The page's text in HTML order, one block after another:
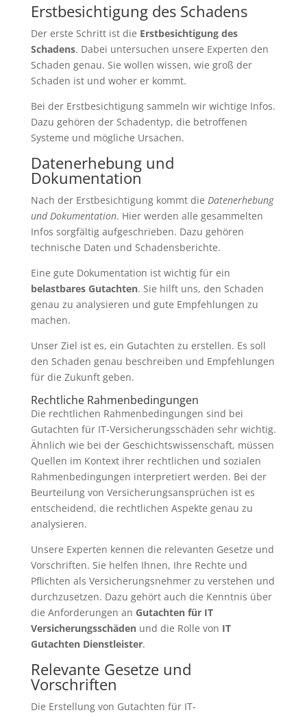
Erstbesichtigung des Schadens
Der erste Schritt ist die Erstbesichtigung des
Schadens. Dabei untersuchen unsere Experten den
Schaden genau. Sie wollen wissen, wie groß der
Schaden ist und woher er kommt.
Bei der Erstbesichtigung sammeln wir wichtige Infos.
Dazu gehören der Schadentyp, die betroffenen
Systeme und mögliche Ursachen.
Datenerhebung und
Dokumentation
Nach der Erstbesichtigung kommt die Datenerhebung
und Dokumentation. Hier werden alle gesammelten
Infos sorgfältig aufgeschrieben. Dazu gehören
technische Daten und Schadensberichte.
Eine gute Dokumentation ist wichtig für ein
belastbares Gutachten. Sie hilft uns, den Schaden
genau zu analysieren und gute Empfehlungen zu
machen.
Unser Ziel ist es, ein Gutachten zu erstellen. Es soll
den Schaden genau beschreiben und Empfehlungen
für die Zukunft geben.
Rechtliche Rahmenbedingungen
Die rechtlichen Rahmenbedingungen sind bei
Gutachten für IT-Versicherungsschäden sehr wichtig.
Ähnlich wie bei der Geschichtswissenschaft, müssen
Quellen im Kontext ihrer rechtlichen und sozialen
Rahmenbedingungen interpretiert werden. Bei der
Beurteilung von Versicherungsansprüchen ist es
entscheidend, die rechtlichen Aspekte genau zu
analysieren.
Unsere Experten kennen die relevanten Gesetze und
Vorschriften. Sie helfen Ihnen, Ihre Rechte und
Pflichten als Versicherungsnehmer zu verstehen und
durchzusetzen. Dazu gehört auch die Kenntnis über
die Anforderungen an Gutachten für IT
Versicherungsschädenund die Rolle von IT
Gutachten Dienstleister.
Relevante Gesetze und
Vorschriften
Die Erstellung von Gutachten für IT-